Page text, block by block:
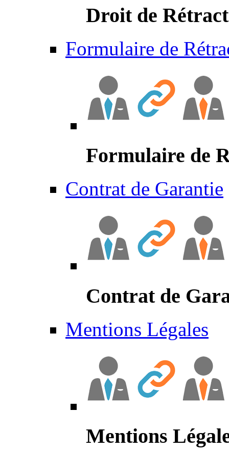
Droit de
Formulaire de
Formulaire de
Contrat de Garantie
Contrat de
Mentions Légales
Mentions